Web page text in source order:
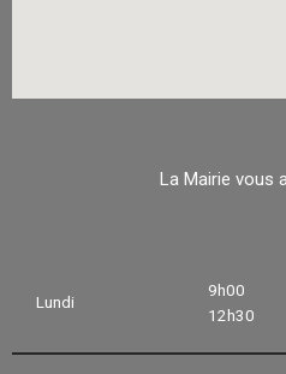
La Mairie vous
Lundi
9h00
12h30